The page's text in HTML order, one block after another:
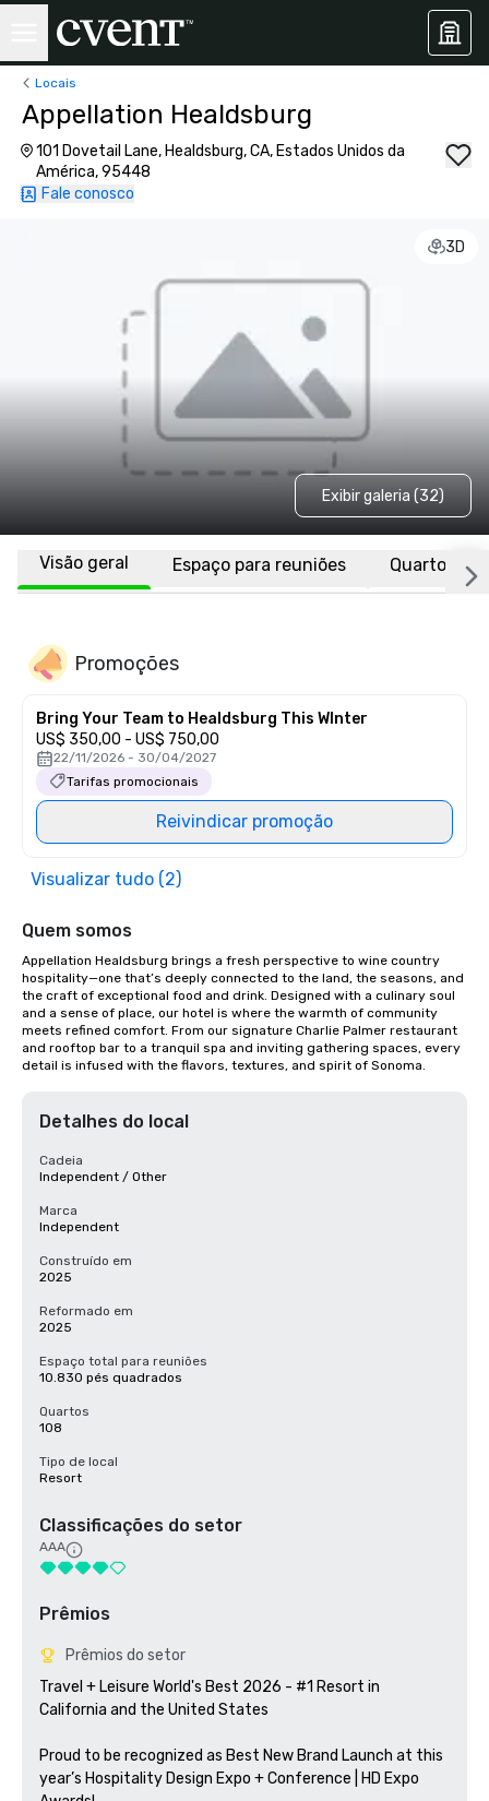
Locais
Appellation Healdsburg
101 Dovetail Lane, Healdsburg, CA, Estados Unidos da
América, 95448
Fale conosco
3D
Exibir galeria (32)
Visão geral Espaço para reuniões Quartos
Promoções
Bring Your Team to Healdsburg This WInter
US$ 350,00 - US$ 750,00
22/11/2026 - 30/04/2027
Tarifas promocionais
Reivindicar promoção
Visualizar tudo (2)
Quem somos
Appellation Healdsburg brings a fresh perspective to wine country
hospitality—one that’s deeply connected to the land, the seasons, and
the craft of exceptional food and drink. Designed with a culinary soul
and a sense of place, our hotel is where the warmth of community
meets refined comfort. From our signature Charlie Palmer restaurant
and rooftop bar to a tranquil spa and inviting gathering spaces, every
detail is infused with the flavors, textures, and spirit of Sonoma.
Detalhes do local
Cadeia
Independent / Other
Marca
Independent
Construído em
2025
Reformado em
2025
Espaço total para reuniões
10.830 pés quadrados
Quartos
108
Tipo de local
Resort
Classificações do setor
AAA
Prêmios
Prêmios do setor
Travel + Leisure World's Best 2026 - #1 Resort in
California and the United States
Proud to be recognized as Best New Brand Launch at this
year’s Hospitality Design Expo + Conference | HD Expo